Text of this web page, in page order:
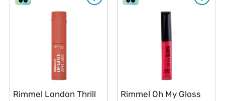
Rimmel London Thrill
Rimmel Oh My Gloss